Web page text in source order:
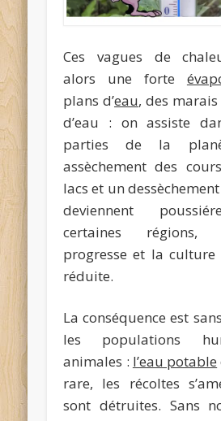
Ces vagues de
alors une forte
plans d’eau, des
d’eau : on assiste
parties de la
assèchement des
lacs et un
deviennent
certaines
progresse et la culture
réduite.
La conséquence est
les populations
animales : l’eau potable
rare, les récoltes
sont détruites. Sans